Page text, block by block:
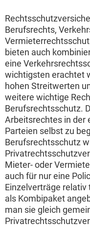
Berufsrechts,
bieten auch
eine
wichtigsten erachtet
hohen Streitwerten
weitere wichtige
Berufsrechtsschutz.
Arbeitsrechtes in der
Parteien selbst zu
Berufsrechtsschutz
Mieter- oder
auch für nur eine
Einzelverträge relativ
als Kombipaket
man sie gleich